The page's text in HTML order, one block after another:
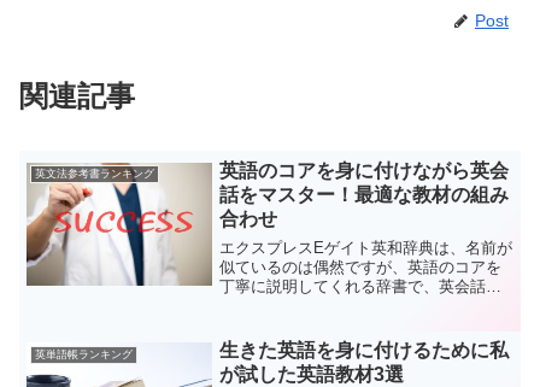
Post
関連記事
英文法参考書ランキング
英語のコアを身に付けながら英会
話をマスター！最適な教材の組み
合わせ
エクスプレスEゲイト英和辞典は、名前が
似ているのは偶然ですが、英語のコアを
丁寧に説明してくれる辞書で、英会話エ
ちらの辞書を使用すればベストでしょ
う。文法書の方は、英語の...
英単語帳ランキング
生きた英語を身に付けるために私
が試した英語教材3選